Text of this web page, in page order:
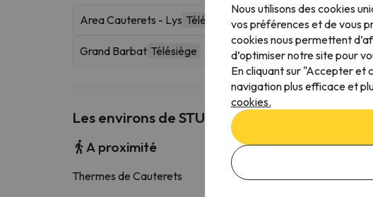
Area Cauterets - Lys Télécabine
Grand Barbat Télésiège
Les environs de STUDIO10 Cocon lumineux
A proximité
Thermes de Cauterets
Nous utilisons des cookies
vos préférences et de vous
cookies nous permettent
d’optimiser notre site pour
En cliquant sur "Accepter et
navigation plus efficace et
cookies.